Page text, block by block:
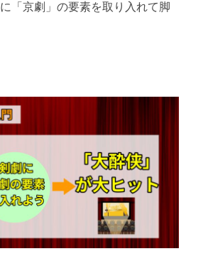
「京劇」の要素を取り入れて脚